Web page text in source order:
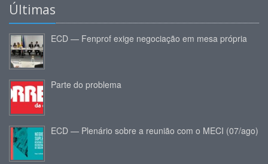
Últimas
ECD — Fenprof exige negociação em mesa própria
Parte do problema
ECD — Plenário sobre a reunião com o MECI (07/ago)